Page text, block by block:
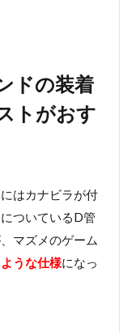
ドの装着
トがおす
はカナビラが付
ついているD管
マズメのゲーム
うな仕様になっ